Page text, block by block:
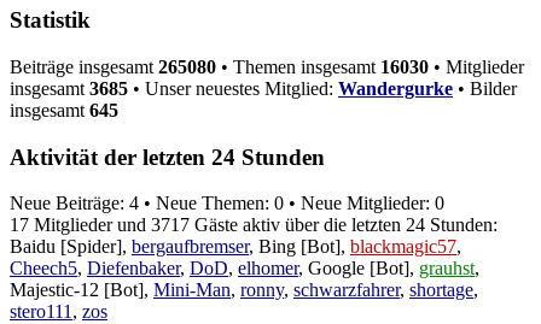
Statistik
Beiträge insgesamt 265080 • Themen insgesamt 16030 • Mitglieder
insgesamt 3685 • Unser neuestes Mitglied: Wandergurke • Bilder
insgesamt 645
Aktivität der letzten 24 Stunden
Neue Beiträge: 4 • Neue Themen: 0 • Neue Mitglieder: 0
17 Mitglieder und 3717 Gäste aktiv über die letzten 24 Stunden:
Baidu [Spider], bergaufbremser, Bing [Bot], blackmagic57,
Cheech5, Diefenbaker, DoD, elhomer, Google [Bot], grauhst,
Majestic-12 [Bot], Mini-Man, ronny, schwarzfahrer, shortage,
stero111 , zos